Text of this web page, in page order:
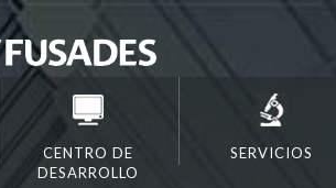
CENTRO DE
DESARROLLO
SERVICIOS